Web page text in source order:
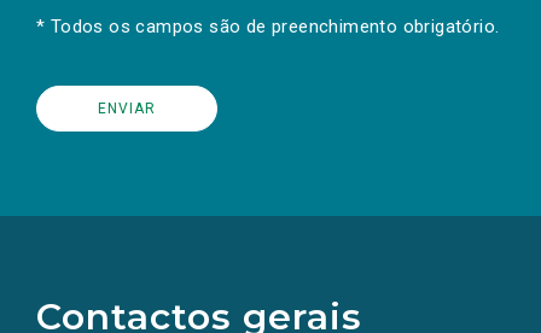
* Todos os campos são de preenchimento obrigatório.
Contactos gerais
redes